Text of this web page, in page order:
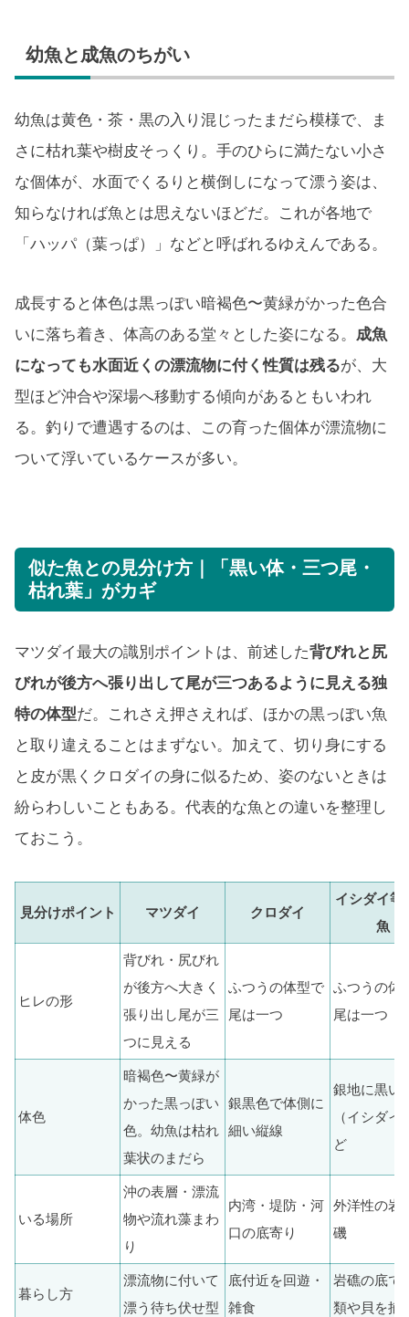
幼魚と成魚のちがい
幼魚は黄色・茶・黒の入り混じったまだら模様で、ま
さに枯れ葉や樹皮そっくり。手のひらに満たない小さ
な個体が、水面でくるりと横倒しになって漂う姿は、
知らなければ魚とは思えないほどだ。これが各地で
「ハッパ（葉っぱ）」などと呼ばれるゆえんである。
成長すると体色は黒っぽい暗褐色〜黄緑がかった色合
いに落ち着き、体高のある堂々とした姿になる。 成魚
になっても水面近くの漂流物に付く性質は残るが、大
型ほど沖合や深場へ移動する傾向があるともいわれ
る。釣りで遭遇するのは、この育った個体が漂流物に
ついて浮いているケースが多い。
似た魚との見分け方｜「黒い体・三つ尾・
枯れ葉」がカギ
マツダイ最大の識別ポイントは、前述した背びれと尻
びれが後方へ張り出して尾が三つあるように見える独
特の体型だ。これさえ押さえれば、ほかの黒っぽい魚
と取り違えることはまずない。加えて、切り身にする
と皮が黒くクロダイの身に似るため、姿のないときは
紛らわしいこともある。代表的な魚との違いを整理し
ておこう。
見分けポイント マツダイ クロダイ
イシダイ等
魚
ヒレの形
背びれ・尻びれ
が後方へ大きく
張り出し尾が三
つに見える
ふつうの体型で
尾は一つ
ふつうの体
尾は一つ
体色
暗褐色〜黄緑が
かった黒っぽい
色。幼魚は枯れ
葉状のまだら
銀黒色で体側に
細い縦線
銀地に黒い
（イシダイ
ど
いる場所
沖の表層・漂流
物や流れ藻まわ
り
内湾・堤防・河
口の底寄り
外洋性の岩
磯
暮らし方
漂流物に付いて
漂う待ち伏せ型
底付近を回遊・
雑食
岩礁の底で
類や貝を捕